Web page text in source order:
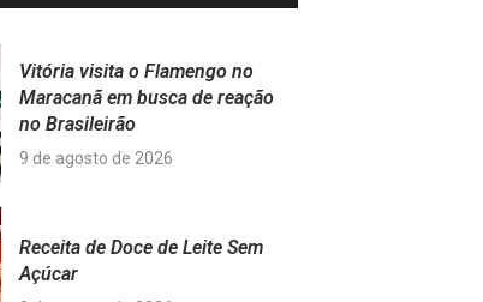
Vitória visita o Flamengo no
Maracanã em busca de reação
no Brasileirão
9 de agosto de 2026
Receita de Doce de Leite Sem
Açúcar